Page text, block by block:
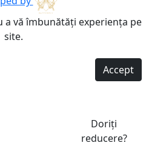
a vă îmbunătăți experiența pe
site.
Accept
Doriți
reducere?